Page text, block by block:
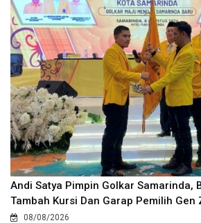
Andi Satya Pimpin Golkar Samarinda,
Tambah Kursi Dan Garap Pemilih Gen
08/08/2026